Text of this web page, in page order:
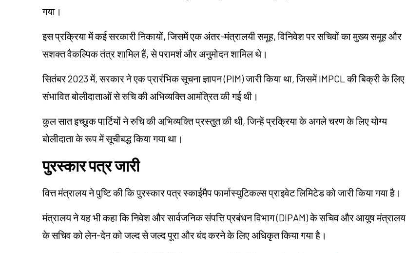
गया।
इस प्रक्रिया में कई सरकारी निकायों, जिसमें एक अंतर-मंत्रालयी समूह, विनिवेश पर सचिवों का मुख्य समूह और
सशक्त वैकल्पिक तंत्र शामिल हैं, से परामर्श और अनुमोदन शामिल थे।
सितंबर 2023 में, सरकार ने एक प्रारंभिक सूचना ज्ञापन (PIM) जारी किया था, जिसमें IMPCL की बिक्री के लिए
संभावित बोलीदाताओं से रुचि की अभिव्यक्ति आमंत्रित की गई थी।
कुल सात इच्छुक पार्टियों ने रुचि की अभिव्यक्ति प्रस्तुत की थी, जिन्हें प्रक्रिया के अगले चरण के लिए योग्य
बोलीदाता के रूप में सूचीबद्ध किया गया था।
पुरस्कार पत्र जारी
वित्त मंत्रालय ने पुष्टि की कि पुरस्कार पत्र स्काईमैप फार्मास्युटिकल्स प्राइवेट लिमिटेड को जारी किया गया है।
मंत्रालय ने यह भी कहा कि निवेश और सार्वजनिक संपत्ति प्रबंधन विभाग (DIPAM) के सचिव और आयुष मंत्रालय
के सचिव को लेन-देन को जल्द से जल्द पूरा और बंद करने के लिए अधिकृत किया गया है।